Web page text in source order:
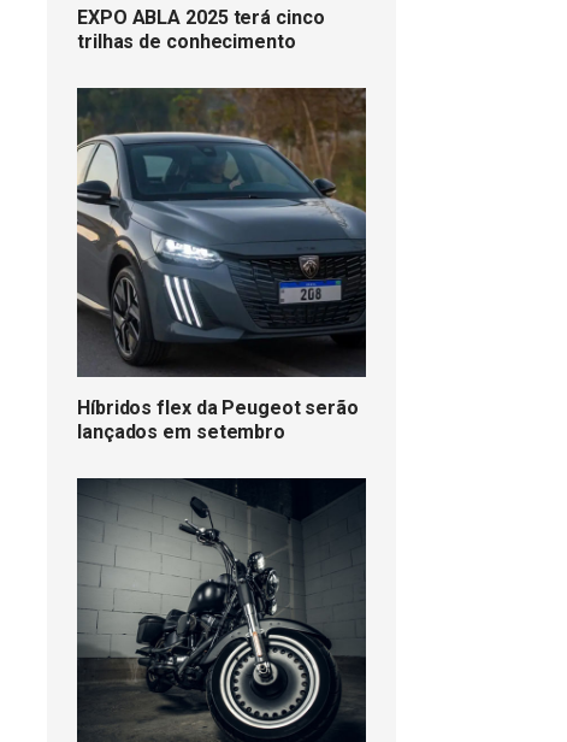
EXPO ABLA 2025 terá cinco
trilhas de conhecimento
Híbridos flex da Peugeot serão
lançados em setembro